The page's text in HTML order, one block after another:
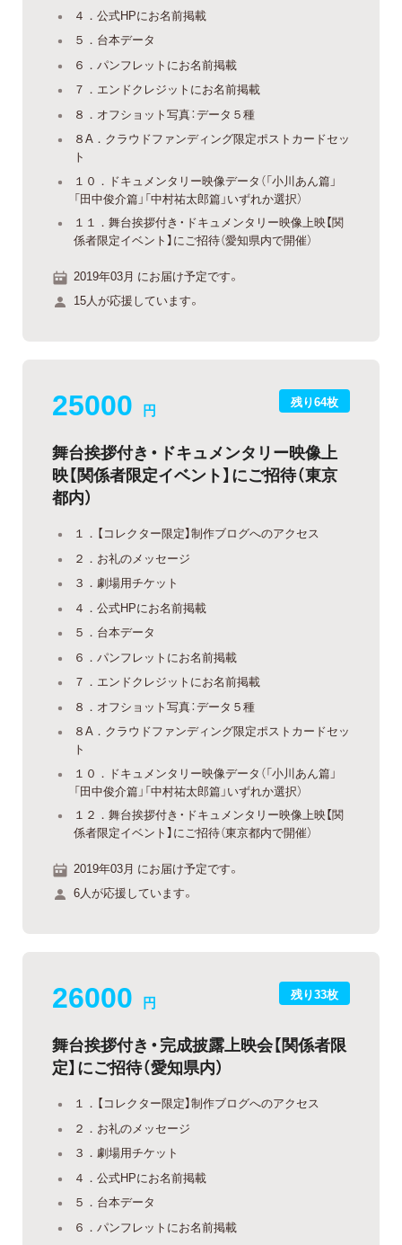
４．公式HPにお名前掲載
５．台本データ
６．パンフレットにお名前掲載
７．エンドクレジットにお名前掲載
８．オフショット写真：データ５種
８A．クラウドファンディング限定ポストカードセッ
ト
１０．ドキュメンタリー映像データ（「小川あん篇」
「田中俊介篇」「中村祐太郎篇」いずれか選択）
１１．舞台挨拶付き・ドキュメンタリー映像上映【関
係者限定イベント】にご招待（愛知県内で開催）
2019年03月 にお届け予定です。
15人が応援しています。
残り64枚
25000 円
舞台挨拶付き・ドキュメンタリー映像上
映【関係者限定イベント】にご招待（東京
都内）
１．【コレクター限定】制作ブログへのアクセス
２．お礼のメッセージ
３．劇場用チケット
４．公式HPにお名前掲載
５．台本データ
６．パンフレットにお名前掲載
７．エンドクレジットにお名前掲載
８．オフショット写真：データ５種
８A．クラウドファンディング限定ポストカードセッ
ト
１０．ドキュメンタリー映像データ（「小川あん篇」
「田中俊介篇」「中村祐太郎篇」いずれか選択）
１２．舞台挨拶付き・ドキュメンタリー映像上映【関
係者限定イベント】にご招待（東京都内で開催）
2019年03月 にお届け予定です。
6人が応援しています。
残り33枚
26000 円
舞台挨拶付き・完成披露上映会【関係者限
定】にご招待（愛知県内）
１．【コレクター限定】制作ブログへのアクセス
２．お礼のメッセージ
３．劇場用チケット
４．公式HPにお名前掲載
５．台本データ
６．パンフレットにお名前掲載